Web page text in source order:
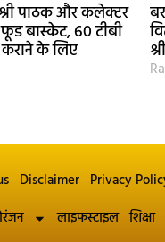
पाठक और कलेक्टर
फूड बास्केट, 60 टीबी
के लिए
Disclaimer Privacy
लाइफस्टाइल शिक्षा